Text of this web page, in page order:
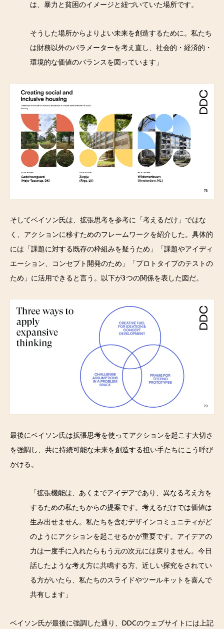
は、暴力と貧困のイメージと紐づいていた場所です。
そうした場所からよりよい未来を創造するために。私たち
は財務以外のパラメーターを考え直し、社会的・経済的・
環境的な価値のバランスを図っています」
そしてベイソン氏は、拡張思考を参考に「考えるだけ」ではな
く、アクションに移すためのフレームワークを紹介した。具体的
には「課題に対する既存の枠組みを疑うため」「課題やアイディ
エーション、コンセプト開発のため」「プロトタイプのテストの
ため」に活用できると言う。以下が3つの関係を表した図だ。
最後にベイソン氏は拡張思考を使ってアクションを起こす大切さ
を強調し、共に持続可能な未来を創造する担い手たちにこう呼び
かける。
「拡張機能は、あくまでアイデアであり、異なる考え方を
するための私たちからの提案です。考えるだけでは価値は
生み出せません。私たちを含むデザインコミュニティがど
のようにアクションを起こせるかが重要です。アイデアの
力は一度手に入れたらもう元の次元には戻りません。今日
話したような考え方に共鳴する方、近しい探究をされてい
る方がいたら、私たちのスライドやツールキットを喜んで
共有します」
ベイソン氏が最後に強調した通り、DDCのウェブサイトには上記